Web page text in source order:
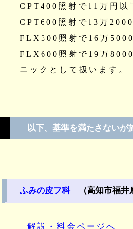
CPT400照射で11万円以
CPT600照射で13万2000
FLX300照射で16万5000
FLX600照射で19万8000
ニックとして扱います。
以下、基準を満たさないが
ふみの皮フ科（高知市福井
解説・料金ページへ